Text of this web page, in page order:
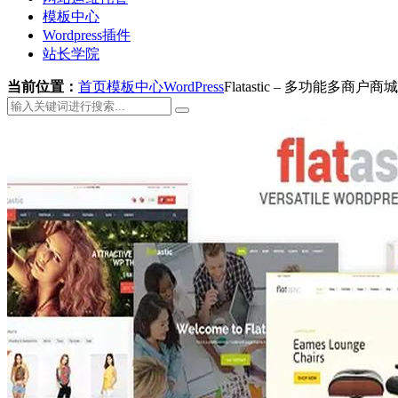
模板中心
Wordpress插件
站长学院
当前位置： 首页模板中心WordPressFlatastic – 多功能多商户商